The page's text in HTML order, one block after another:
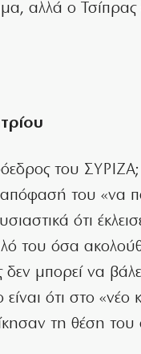
αλλά ο
του
του «να
ότι
του όσα
δεν μπορεί να
είναι ότι στο
τη θέση